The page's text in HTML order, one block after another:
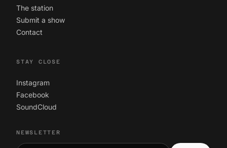
The station
Submit a show
Contact
STAY CLOSE
Instagram
Facebook
SoundCloud
NEWSLETTER